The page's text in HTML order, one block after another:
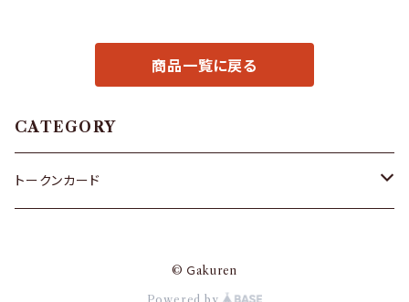
商品一覧に戻る
CATEGORY
トークンカード
© Ｇakuren